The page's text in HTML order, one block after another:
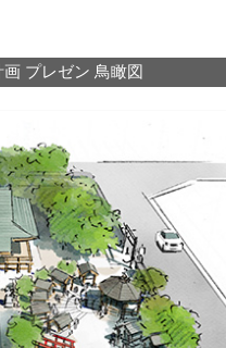
プレゼン 鳥瞰図